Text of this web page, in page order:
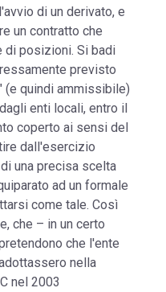
di un derivato, e
un contratto che
di posizioni. Si badi
previsto
(e quindi ammissibile)
enti locali, entro il
coperto ai sensi del
dall'esercizio
una precisa scelta
ad un formale
come tale. Così
che – in un certo
che l'ente
nella
nel 2003